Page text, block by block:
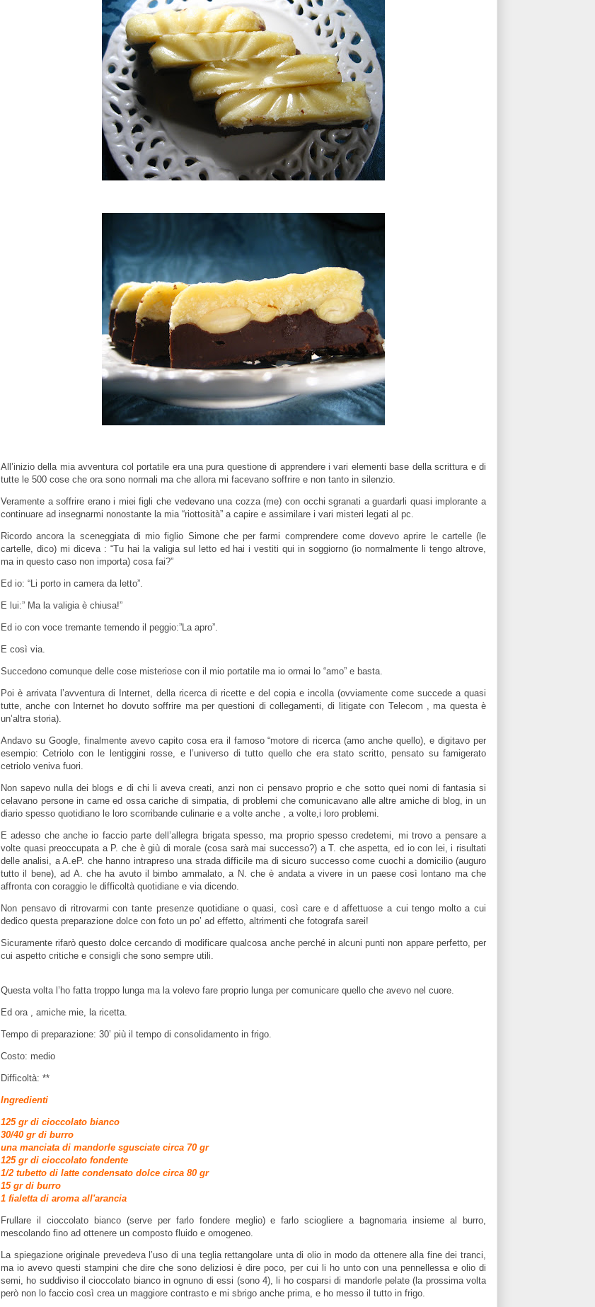
All’inizio della mia avventura col portatile era una pura questione di apprendere i vari elementi base della scrittura e di
tutte le 500 cose che ora sono normali ma che allora mi facevano soffrire e non tanto in silenzio.
Veramente a soffrire erano i miei figli che vedevano una cozza (me) con occhi sgranati a guardarli quasi implorante a
continuare ad insegnarmi nonostante la mia “riottosità” a capire e assimilare i vari misteri legati al pc.
Ricordo ancora la sceneggiata di mio figlio Simone che per farmi comprendere come dovevo aprire le cartelle (le
cartelle, dico) mi diceva : “Tu hai la valigia sul letto ed hai i vestiti qui in soggiorno (io normalmente li tengo altrove,
ma in questo caso non importa) cosa fai?”
Ed io: “Li porto in camera da letto”.
E lui:” Ma la valigia è chiusa!”
Ed io con voce tremante temendo il peggio:”La apro”.
E così via.
Succedono comunque delle cose misteriose con il mio portatile ma io ormai lo “amo” e basta.
Poi è arrivata l’avventura di Internet, della ricerca di ricette e del copia e incolla (ovviamente come succede a quasi
tutte, anche con Internet ho dovuto soffrire ma per questioni di collegamenti, di litigate con Telecom , ma questa è
un’altra storia).
Andavo su Google, finalmente avevo capito cosa era il famoso “motore di ricerca (amo anche quello), e digitavo per
esempio: Cetriolo con le lentiggini rosse, e l’universo di tutto quello che era stato scritto, pensato su famigerato
cetriolo veniva fuori.
Non sapevo nulla dei blogs e di chi li aveva creati, anzi non ci pensavo proprio eche sotto quei nomi di fantasia si
celavano persone in carne ed ossa cariche di simpatia, di problemi che comunicavano alle altre amiche di blog, in un
diario spesso quotidiano le loro scorribande culinarie e a volte anche , a volte,i loro problemi.
E adesso che anche io faccio parte dell’allegra brigata spesso, ma proprio spessocredetemi, mi trovo a pensare a
volte quasi preoccupata a P. che è giù di morale (cosa sarà mai successo?) a T. che aspetta, ed io con lei, i risultati
delle analisi, a A.eP. che hanno intrapreso una strada difficile ma di sicuro successo come cuochi a domicilio (auguro
tutto il bene), ad A. che ha avuto il bimbo ammalato, a N. che è andata a vivere in un paese così lontano ma che
affronta con coraggio le difficoltà quotidiane e via dicendo.
Non pensavo di ritrovarmi con tante presenze quotidiane o quasi, così care e d affettuosea cui tengo moltoa cui
dedico questa preparazione dolce con foto un po’ ad effetto, altrimenti che fotografa sarei!
Sicuramente rifaròquesto dolce cercando di modificare qualcosa anche perché in alcuni punti non appare perfetto, per
cui aspetto critiche e consigli che sono sempre utili.
Questa volta l’ho fatta troppo lunga ma la volevo fare proprio lunga per comunicare quello che avevo nel cuore.
Ed ora , amiche mie, la ricetta.
Tempo di preparazione: 30’ più il tempo di consolidamento in frigo.
Costo: medio
Difficoltà: **
Ingredienti
125 gr di cioccolato bianco
30/40 gr di burro
una manciata di mandorle sgusciate circa 70 gr
125 gr di cioccolato fondente
1/2 tubetto di latte condensato dolce circa 80 gr
15 gr di burro
1 fialetta di aroma all'arancia
Frullare il cioccolato bianco (serve per farlo fondere meglio)e farlo sciogliere a bagnomaria insieme al burro,
mescolando fino ad ottenere un composto fluido e omogeneo.
La spiegazione originale prevedeva l’uso di una teglia rettangolare unta di olioin modo da ottenere alla fine dei tranci,
ma io avevo questi stampini che dire che sono deliziosi è dire poco, per cui li ho unto con una pennellessa e olio di
semi, ho suddiviso il cioccolato bianco in ognuno di essi (sono 4), li ho cosparsi di mandorle pelate (la prossima volta
però non lo faccio così crea un maggiore contrasto e mi sbrigo anche prima, e ho messo il tutto in frigo.